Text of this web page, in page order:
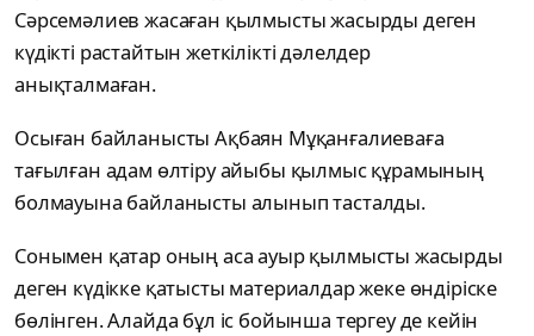
Сәрсемәлиев жасаған қылмысты жасырды деген
күдікті растайтын жеткілікті дәлелдер
анықталмаған.
Осыған байланысты Ақбаян Мұқанғалиеваға
тағылған адам өлтіру айыбы қылмыс құрамының
болмауына байланысты алынып тасталды.
Сонымен қатар оның аса ауыр қылмысты жасырды
деген күдікке қатысты материалдар жеке өндіріске
бөлінген. Алайда бұл іс бойынша тергеу де кейін